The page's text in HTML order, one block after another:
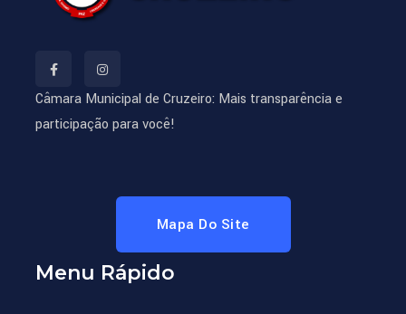
Câmara Municipal de Cruzeiro: Mais transparência e
participação para você!
Mapa Do Site
Menu Rápido